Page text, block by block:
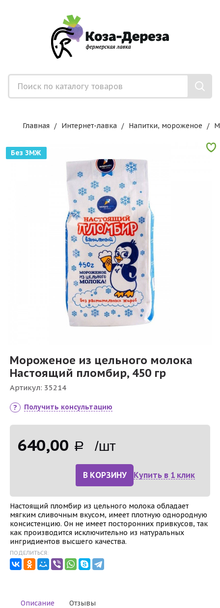
Главная Интернет-лавка Напитки, мороженое
Без ЗМЖ
Мороженое из цельного молока
Настоящий пломбир, 450 гр
Артикул: 35214
Получить консультацию
640,00 Р /шт
В КОРЗИНУ Купить в 1 клик
Настоящий пломбир из цельного молока обладает
мягким сливочным вкусом, имеет плотную однородную
консистенцию. Он не имеет посторонних привкусов, так
как производится исключительно из натуральных
ингридиентов высшего качества.
ПОДЕЛИТЬСЯ:
Описание Отзывы